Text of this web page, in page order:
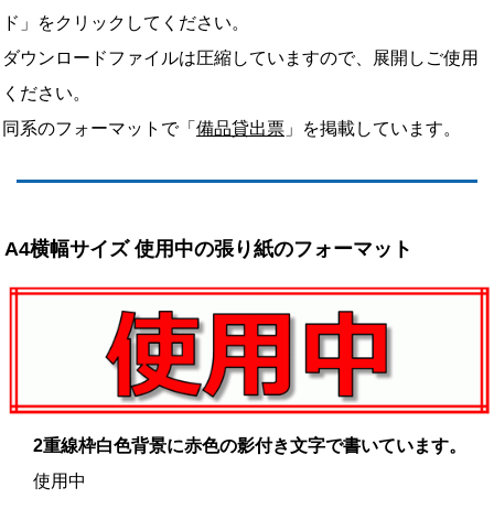
ド」をクリックしてください。
ダウンロードファイルは圧縮していますので、展開しご使用
ください。
同系のフォーマットで「 備品貸出票 」を掲載しています。
A4横幅サイズ 使用中の張り紙のフォーマット
2重線枠白色背景に赤色の影付き文字で書いています。
使用中